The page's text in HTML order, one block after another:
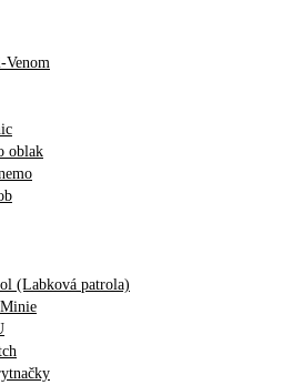
Venom
oblak
(Labková patrola)